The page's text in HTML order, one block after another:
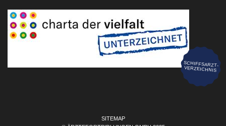
SCHIFFSARZT-
VERZEICHNIS
SITEMAP